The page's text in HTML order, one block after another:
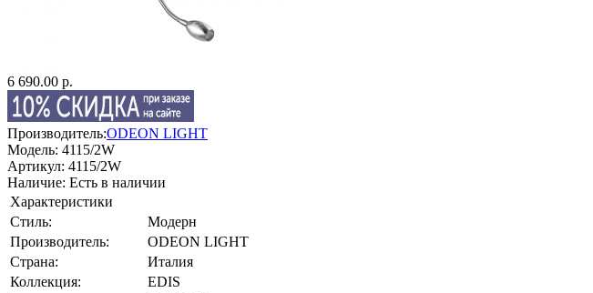
6 690.00 р.
Производитель:ODEON LIGHT
Модель: 4115/2W
Артикул: 4115/2W
Наличие: Есть в наличии
Характеристики
Стиль:
Модерн
Производитель:
ODEON LIGHT
Страна:
Италия
Коллекция:
EDIS